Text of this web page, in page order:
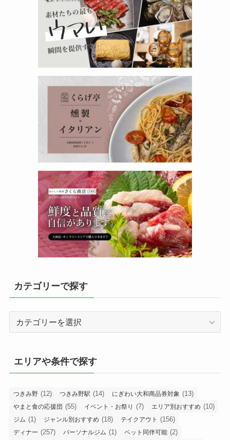
カテゴリーで探す
探
す
エリアや条件で探す
つきみ野 (12) つきみ野駅 (14) にぎわい大和商品券対象 (13)
やまと食の応援団 (55) イベント・お祭り (7) エリア別おすすめ (10)
ジム (1) ジャンル別おすすめ (18) テイクアウト (156)
ディナー (257) パーソナルジム (1) ペット同伴可能 (2)